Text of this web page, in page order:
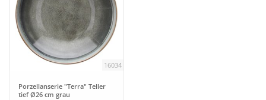
Möbel
Tipps
Fuchs Blog
16034
Porzellanserie "Terra" Teller
tief Ø26 cm grau